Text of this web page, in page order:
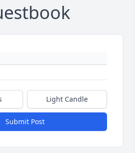
Light Candle
Submit Post